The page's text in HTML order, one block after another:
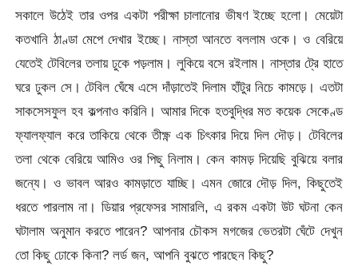
সকালে উঠেই তার ওপর একটা পরীক্ষা চালানোর ভীষণ ইচ্ছে হলো। মেয়েটা
কতখানি ঠাণ্ডা মেপে দেখার ইচ্ছে। নাস্তা আনতে বললাম ওকে। ও বেরিয়ে
যেতেই টেবিলের তলায় ঢুকে পড়লাম। লুকিয়ে বসে রইলাম। নাস্তার ট্রে হাতে
ঘরে ঢুকল সে। টেবিল ঘেঁষে এসে দাঁড়াতেই দিলাম হাঁটুর নিচে কামড়ে। এতটা
সাকসেসফুল হব কল্পনাও করিনি। আমার দিকে হতবুদ্ধির মত কয়েক সেকেণ্ড
ফ্যালফ্যাল করে তাকিয়ে থেকে তীক্ষ্ণ এক চিৎকার দিয়ে দিল দৌড়। টেবিলের
তলা থেকে বেরিয়ে আমিও ওর পিছু নিলাম। কেন কামড় দিয়েছি বুঝিয়ে বলার
জন্যে। ও ভাবল আরও কামড়াতে যাচ্ছি। এমন জোরে দৌড় দিল, কিছুতেই
ধরতে পারলাম না। ডিয়ার প্রফেসর সামারলি, এ রকম একটা উট ঘটনা কেন
ঘটালাম অনুমান করতে পারেন? আপনার চৌকস মগজের ভেতরটা ঘেঁটে দেখুন
তো কিছু ঢোকে কিনা? লর্ড জন, আপনি বুঝতে পারছেন কিছু?